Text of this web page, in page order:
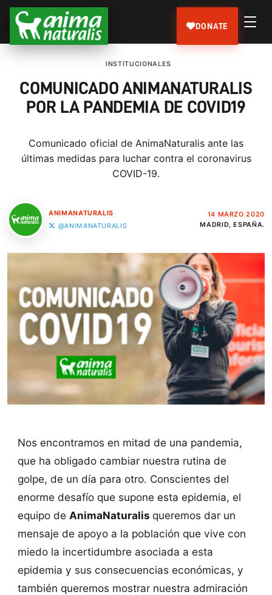
DONATE
INSTITUCIONALES
COMUNICADO ANIMANATURALIS
POR LA PANDEMIA DE COVID19
Comunicado oficial de AnimaNaturalis ante las
últimas medidas para luchar contra el coronavirus
COVID-19.
ANIMANATURALIS
@ANIMANATURALIS
14 MARZO 2020
MADRID, ESPAÑA.
Nos encontramos en mitad de una pandemia,
que ha obligado cambiar nuestra rutina de
golpe, de un día para otro. Conscientes del
enorme desafío que supone esta epidemia, el
equipo de AnimaNaturalis queremos dar un
mensaje de apoyo a la población que vive con
miedo la incertidumbre asociada a esta
epidemia y sus consecuencias económicas, y
también queremos mostrar nuestra admiración